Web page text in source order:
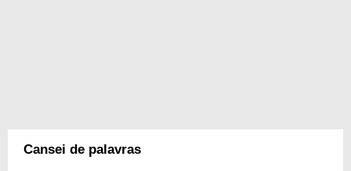
Cansei de palavras